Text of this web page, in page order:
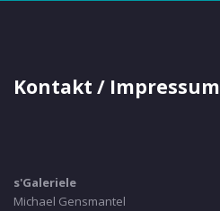
Kontakt / Impressum
s'Galeriele
Michael Gensmantel